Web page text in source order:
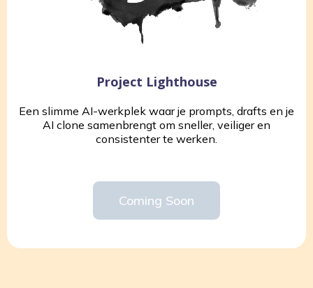
Project Lighthouse
Een slimme AI-werkplek waar je prompts, drafts en je
AI clone samenbrengt om sneller, veiliger en
consistenter te werken.
Coming Soon